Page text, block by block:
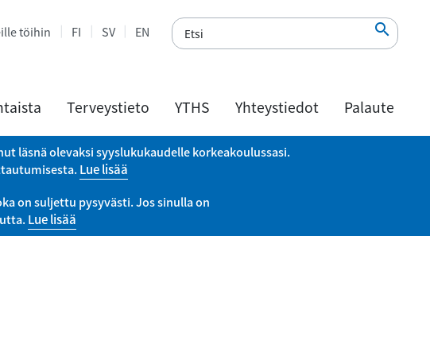
töihin FI SV EN 
Terveystieto YTHS Yhteystiedot Palaute
läsnä olevaksi syyslukukaudelle korkeakoulussasi.
Lue lisää
on suljettu pysyvästi. Jos sinulla on
Lue lisää